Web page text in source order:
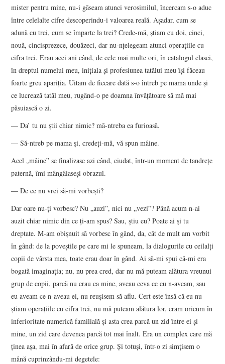
mister pentru mine, nu-i găseam atunci verosimilul, încercam s-o aduc
între celelalte cifre descoperindu-i valoarea reală. Așadar, cum se
adună cu trei, cum se împarte la trei? Crede-mă, știam cu doi, cinci,
nouă, cincisprezece, douăzeci, dar nu-nțelegeam atunci operațiile cu
cifra trei. Erau acei ani când, de cele mai multe ori, în catalogul clasei,
în dreptul numelui meu, inițiala și profesiunea tatălui meu își făceau
foarte greu apariția. Uitam de fiecare dată s-o întreb pe mama unde și
ce lucrează tatăl meu, rugând-o pe doamna învățătoare să mă mai
păsuiască o zi.
― Da’ tu nu știi chiar nimic? mă-ntreba ea furioasă.
― Să-ntreb pe mama și, credeți-mă, vă spun mâine.
Acel „mâine” se finalizase azi când, ciudat, într-un moment de tandrețe
paternă, îmi mângâiaseși obrazul.
― De ce nu vrei să-mi vorbești?
Dar oare nu-ți vorbesc? Nu „auzi”, nici nu „vezi”? Până acum n-ai
auzit chiar nimic din ce ți-am spus? Sau, știu eu? Poate ai și tu
dreptate. M-am obișnuit să vorbesc în gând, da, cât de mult am vorbit
în gând: de la poveștile pe care mi le spuneam, la dialogurile cu ceilalți
copii de vârsta mea, toate erau doar în gând. Ai să-mi spui că-mi era
bogată imaginația; nu, nu prea cred, dar nu mă puteam alătura vreunui
grup de copii, parcă nu erau ca mine, aveau ceva ce eu n-aveam, sau
eu aveam ce n-aveau ei, nu reușisem să aflu. Cert este însă că eu nu
știam operațiile cu cifra trei, nu mă puteam alătura lor, eram oricum în
inferioritate numerică familială și asta crea parcă un zid între ei și
mine, un zid care devenea parcă tot mai înalt. Era un complex care mă
ținea așa, mai în afară de orice grup. Și totuși, într-o zi simțisem o
mână cuprinzându-mi degetele: